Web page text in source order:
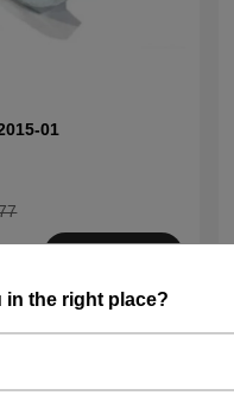
in the right place?
01